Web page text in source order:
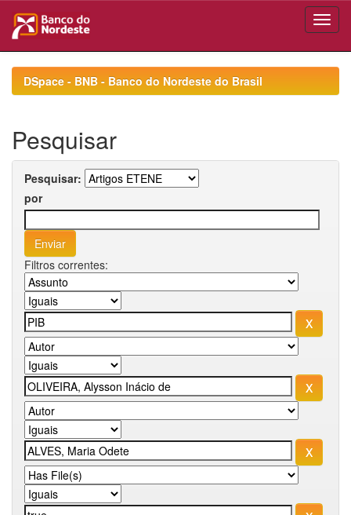
navigationDSpace - BNB - Banco do Nordeste do Brasil
Pesquisar
Pesquisar:
por
Filtros correntes: